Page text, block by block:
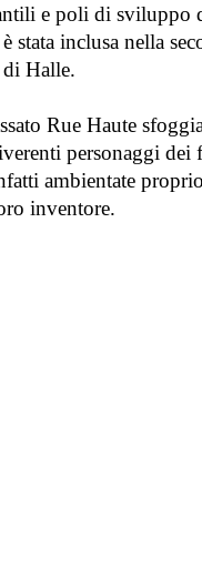
e poli di sviluppo
inclusa nella
Halle.
Rue Haute
personaggi dei
ambientate
inventore.